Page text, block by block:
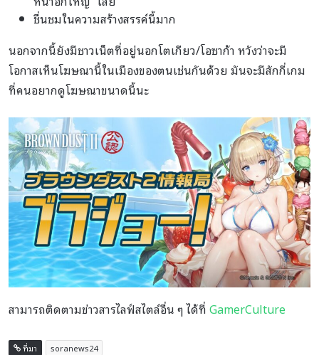
ชื่นชมในความสร้างสรรค์นี้มาก
นอกจากนี้ยังมีชาวเน็ตที่อยู่นอกโตเกียว/โอซาก้า หวังว่าจะมี
โอกาสเห็นโฆษณานี้ในเมืองของตนเช่นกันด้วย มันจะมีสักกี่เกม
ที่คนอยากดูโฆษณาขนาดนี้นะ
สามารถติดตามข่าวสารไลฟ์สไตล์อื่น ๆ ได้ที่GamerCulture
ที่มา soranews24